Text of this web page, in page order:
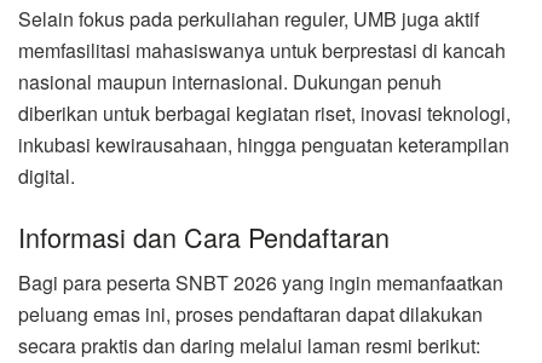
Selain fokus pada perkuliahan reguler, UMB juga aktif
memfasilitasi mahasiswanya untuk berprestasi di kancah
nasional maupun internasional. Dukungan penuh
diberikan untuk berbagai kegiatan riset, inovasi teknologi,
inkubasi kewirausahaan, hingga penguatan keterampilan
digital.
Informasi dan Cara Pendaftaran
Bagi para peserta SNBT 2026 yang ingin memanfaatkan
peluang emas ini, proses pendaftaran dapat dilakukan
secara praktis dan daring melalui laman resmi berikut: